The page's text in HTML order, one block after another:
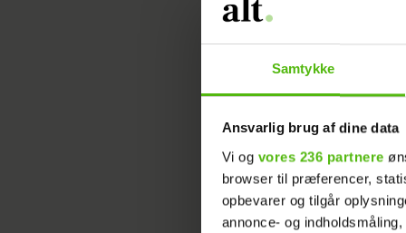
Samtykke
Ansvarlig brug af dine data
Vi og vores 236 partnere
browser til præferencer,
opbevarer og tilgår
annonce- og